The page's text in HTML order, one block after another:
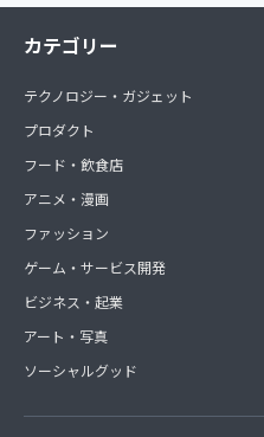
カテゴリー
テクノロジー・ガジェット
プロダクト
フード・飲食店
アニメ・漫画
ファッション
ゲーム・サービス開発
ビジネス・起業
アート・写真
ソーシャルグッド